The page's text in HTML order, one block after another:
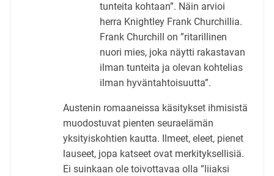
tunteita kohtaan”. Näin arvioi
herra Knightley Frank Churchillia.
Frank Churchill on ”ritarillinen
nuori mies, joka näytti rakastavan
ilman tunteita ja olevan kohtelias
ilman hyväntahtoisuutta”.
Austenin romaaneissa käsitykset ihmisistä
muodostuvat pienten seuraelämän
yksityiskohtien kautta. Ilmeet, eleet, pienet
lauseet, jopa katseet ovat merkityksellisiä.
Ei suinkaan ole toivottavaa olla ”liiaksi